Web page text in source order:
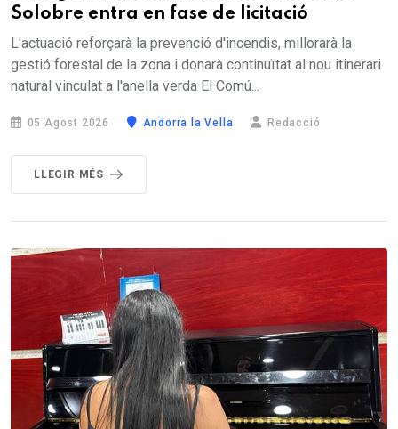
Solobre entra en fase de licitació
L'actuació reforçarà la prevenció d'incendis, millorarà la
gestió forestal de la zona i donarà continuïtat al nou itinerari
natural vinculat a l'anella verda El Comú...
05 Agost 2026 Andorra la Vella Redacció
LLEGIR MÉS